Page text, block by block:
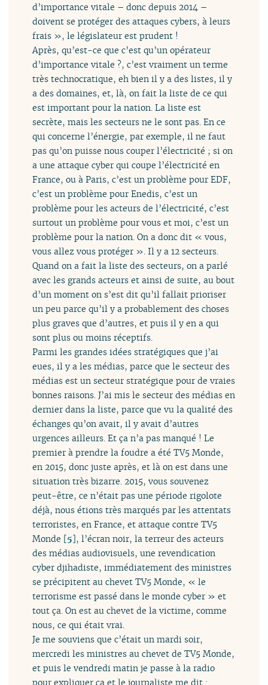
d’importance vitale – donc depuis 2014 –
doivent se protéger des attaques cybers, à leurs
frais », le législateur est prudent !
Après, qu’est-ce que c’est qu’un opérateur
d’importance vitale ?, c’est vraiment un terme
très technocratique, eh bien il y a des listes, il y
a des domaines, et, là, on fait la liste de ce qui
est important pour la nation. La liste est
secrète, mais les secteurs ne le sont pas. En ce
qui concerne l’énergie, par exemple, il ne faut
pas qu’on puisse nous couper l’électricité ; si on
a une attaque cyber qui coupe l’électricité en
France, ou à Paris, c’est un problème pour EDF,
c’est un problème pour Enedis, c’est un
problème pour les acteurs de l’électricité, c’est
surtout un problème pour vous et moi, c’est un
problème pour la nation. On a donc dit « vous,
vous allez vous protéger ». Il y a 12 secteurs.
Quand on a fait la liste des secteurs, on a parlé
avec les grands acteurs et ainsi de suite, au bout
d’un moment on s’est dit qu’il fallait prioriser
un peu parce qu’il y a probablement des choses
plus graves que d’autres, et puis il y en a qui
sont plus ou moins réceptifs.
Parmi les grandes idées stratégiques que j’ai
eues, il y a les médias, parce que le secteur des
médias est un secteur stratégique pour de vraies
bonnes raisons. J’ai mis le secteur des médias en
dernier dans la liste, parce que vu la qualité des
échanges qu’on avait, il y avait d’autres
urgences ailleurs. Et ça n’a pas manqué ! Le
premier à prendre la foudre a été TV5 Monde,
en 2015, donc juste après, et là on est dans une
situation très bizarre. 2015, vous souvenez
peut-être, ce n’était pas une période rigolote
déjà, nous étions très marqués par les attentats
terroristes, en France, et attaque contre TV5
Monde [5], l’écran noir, la terreur des acteurs
des médias audiovisuels, une revendication
cyber djihadiste, immédiatement des ministres
se précipitent au chevet TV5 Monde, « le
terrorisme est passé dans le monde cyber » et
tout ça. On est au chevet de la victime, comme
nous, ce qui était vrai.
Je me souviens que c’était un mardi soir,
mercredi les ministres au chevet de TV5 Monde,
et puis le vendredi matin je passe à la radio
pour expliquer ça et le journaliste me dit :